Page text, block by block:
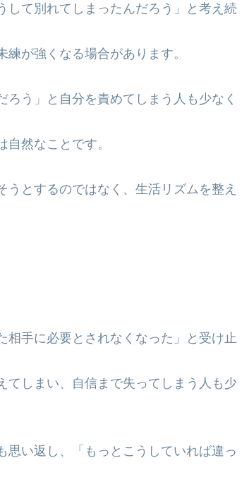
して別れてしまったんだろう」と考え続
が強くなる場合があります。
う」と自分を責めてしまう人も少なく
然なことです。
とするのではなく、生活リズムを整え
手に必要とされなくなった」と受け止
てしまい、自信まで失ってしまう人も少
い返し、「もっとこうしていれば違っ